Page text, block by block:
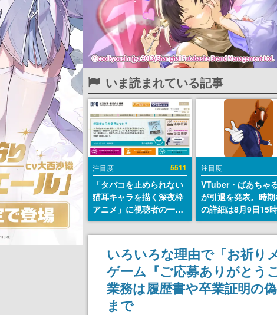
いま読まれている記事
注目度 5511
「タバコを止められない
猫耳キャラを描く深夜枠
アニメ」に視聴者の一部
から批判意見。違法薬物
の使用と思しき描写も含
めて、BPOが議論を交わ
注目度
VTuber・ばあちゃ
が引退を発表。時
の詳細は8月9日15
の配信で説明
いろいろな理由で「お祈り
ゲーム『ご応募ありがとう
業務は履歴書や卒業証明の
まで